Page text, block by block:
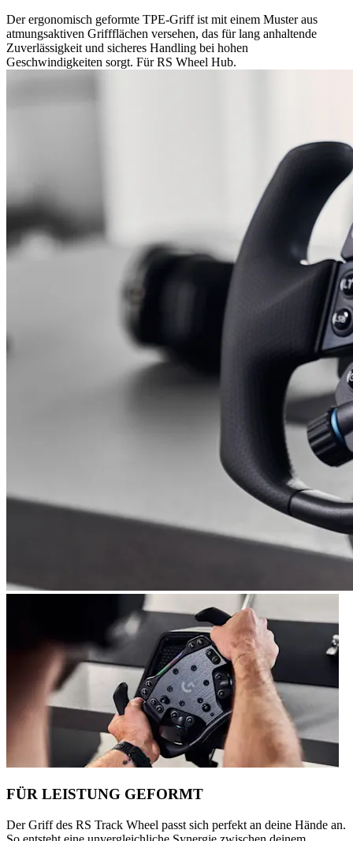
Der ergonomisch geformte TPE-Griff ist mit einem Muster aus
atmungsaktiven Griffflächen versehen, das für lang anhaltende
Zuverlässigkeit und sicheres Handling bei hohen
Geschwindigkeiten sorgt. Für RS Wheel Hub.
FÜR LEISTUNG GEFORMT
Der Griff des RS Track Wheel passt sich perfekt an deine Hände an.